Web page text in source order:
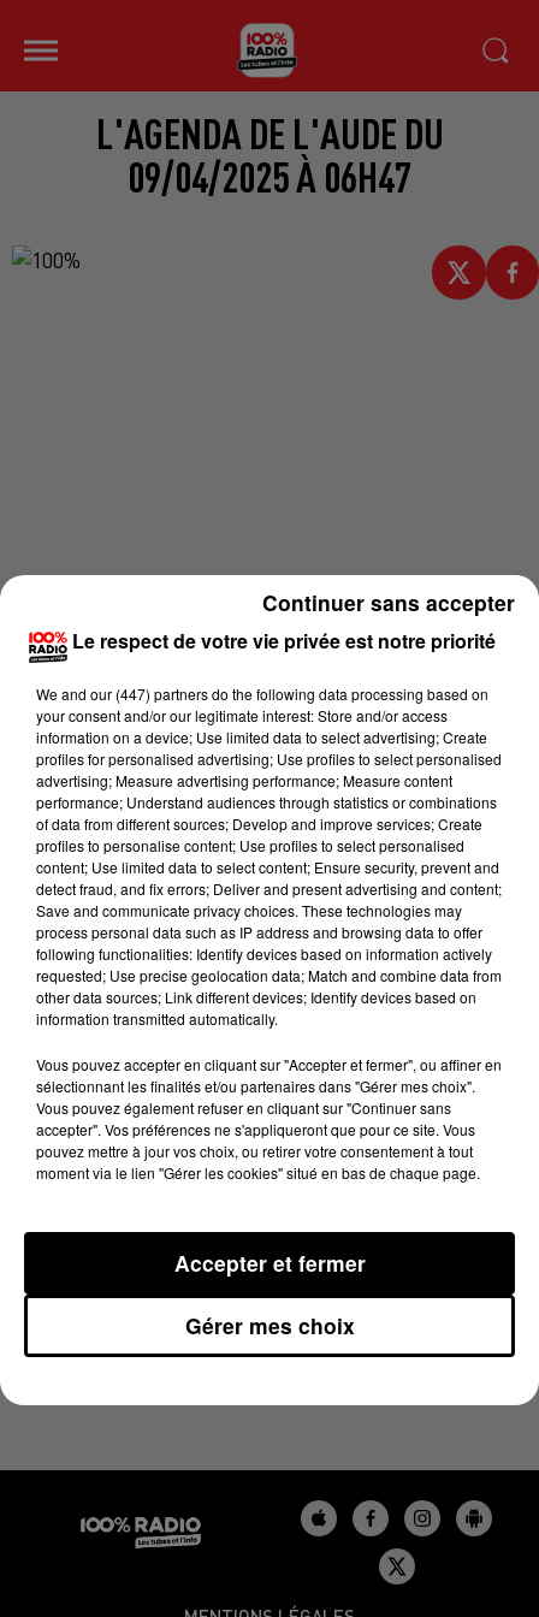
L'AGENDA DE L'AUDE DU
09/04/2025 À 06H47
Lecture (1 min 16 sec)
100%
9 avril 2025 - 1 min 16 sec
L'AGENDA DE L'AUDE DU 09/04/2025 À 06H47
Le respect de votre vie privée est notre priorité
We and our (447) partnersdo the following data processing based on
your consent and/or our legitimate interest: Store and/or access
information on a device; Use limited data to select advertising; Create
profiles for personalised advertising; Use profiles to select personalised
advertising; Measure advertising performance; Measure content
performance; Understand audiences through statistics or combinations
of data from different sources; Develop and improve services; Create
profiles to personalise content; Use profiles to select personalised
content; Use limited data to select content; Ensure security, prevent and
detect fraud, and fix errors; Deliver and present advertising and content;
Save and communicate privacy choices. These technologies may
process personal data such as IP address and browsing data to offer
following functionalities: Identify devices based on information actively
requested; Use precise geolocation data; Match and combine data from
other data sources; Link different devices; Identify devices based on
information transmitted automatically.
Vous pouvez accepter en cliquant sur "Accepter et fermer", ou affiner en
sélectionnant les finalités et/ou partenaires dans "Gérer mes choix".
Vous pouvez également refuser en cliquant sur "Continuer sans
accepter". Vos préférences ne s'appliqueront que pour ce site. Vous
pouvez mettre à jour vos choix, ou retirer votre consentement à tout
moment via le lien "Gérer les cookies" situé en bas de chaque page.
Gérer mes choix
Accepter et fermer
Continuer sans accepter